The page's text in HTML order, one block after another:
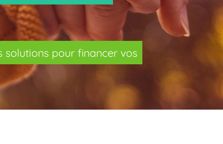
solutions pour financer vos